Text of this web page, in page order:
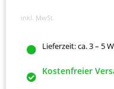
inkl. MwSt.
Kostenfreier
Lieferzeit:ca. 3 – 5